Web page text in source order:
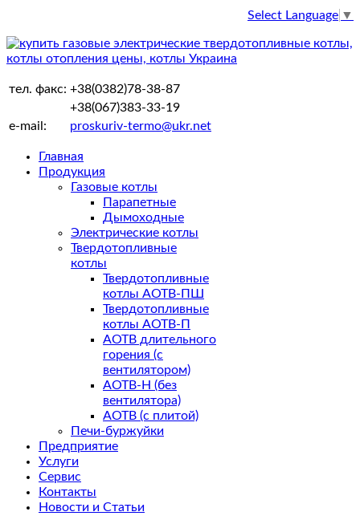
Select Language ▼
тел. факс: +38(0382)78-38-87
+38(067)383-33-19
e-mail:
proskuriv-termo@ukr.net
Главная
Продукция
Газовые котлы
Парапетные
Дымоходные
Электрические котлы
Твердотопливные
котлы
Твердотопливные
котлы АОТВ-ПШ
Твердотопливные
котлы АОТВ-П
АОТВ длительного
горения (с
вентилятором)
АОТВ-Н (без
вентилятора)
АОТВ (с плитой)
Печи-буржуйки
Предприятие
Услуги
Сервис
Контакты
Новости и Статьи